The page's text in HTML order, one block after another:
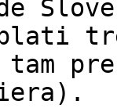
plati
tam